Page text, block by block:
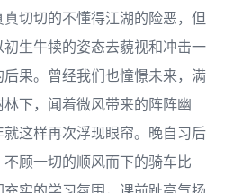
切切的不懂得江湖的险恶，但
生牛犊的姿态去藐视和冲击一
果。曾经我们也憧憬未来，满
下，闻着微风带来的阵阵幽
这样再次浮现眼帘。晚自习后
顾一切的顺风而下的骑车比